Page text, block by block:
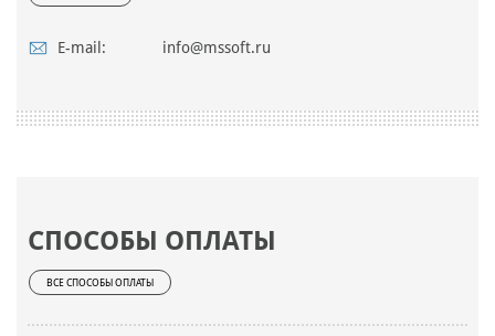
E-mail: info@mssoft.ru
СПОСОБЫ ОПЛАТЫ
ВСЕ СПОСОБЫ ОПЛАТЫ